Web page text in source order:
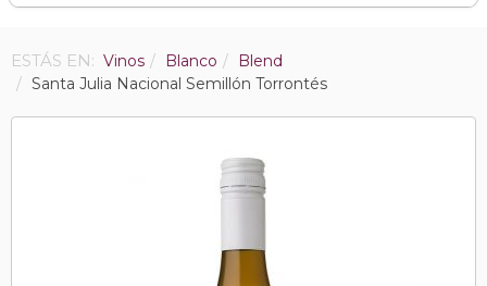
ESTÁS EN: Vinos Blanco
Blend
Santa Julia Nacional Semillón Torrontés